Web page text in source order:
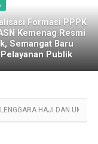
Formasi PPPK
Kemenag Resmi
Semangat Baru
Publik
HAJI DAN UMROH